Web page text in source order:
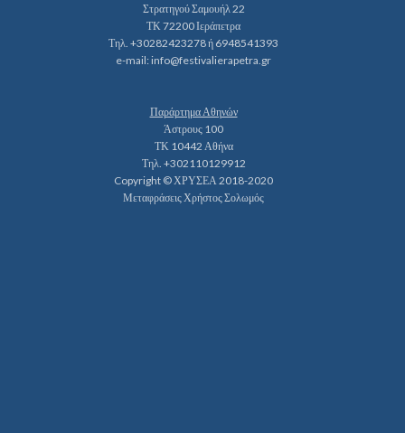
Στρατηγού Σαμουήλ 22
ΤΚ 72200 Ιεράπετρα
Τηλ. +30282423278 ή 6948541393
e-mail:info@festivalierapetra.gr
Παράρτημα Αθηνών
Άστρους 100
ΤΚ 10442 Αθήνα
Τηλ. +302110129912
Copyright © ΧΡΥΣΕΑ 2018-2020
Μεταφράσεις Χρήστος Σολωμός